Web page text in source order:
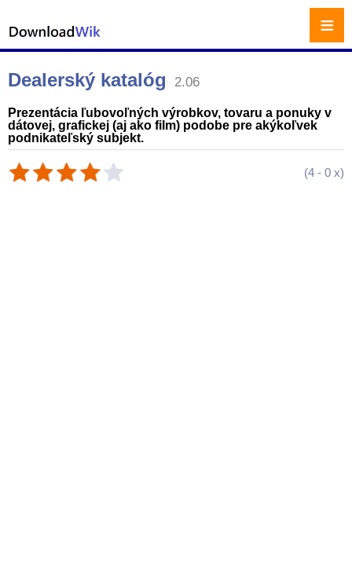
Dealerský katalóg 2.06
Prezentácia ľubovoľných výrobkov, tovaru a ponuky v
dátovej, grafickej (aj ako film) podobe pre akýkoľvek
podnikateľský subjekt.
(4 - 0 x)
≡